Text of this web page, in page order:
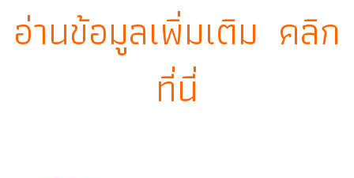
อ่านข้อมูลเพิ่มเติม คลิก
ที่นี่